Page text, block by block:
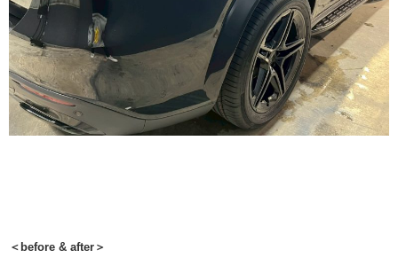
＜before & after＞